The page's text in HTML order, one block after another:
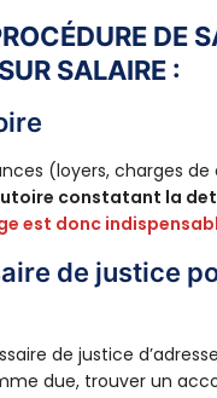
DE
SALAIRE :
(loyers, charges
constatant la
est donc
de justice
de justice
due, trouver un